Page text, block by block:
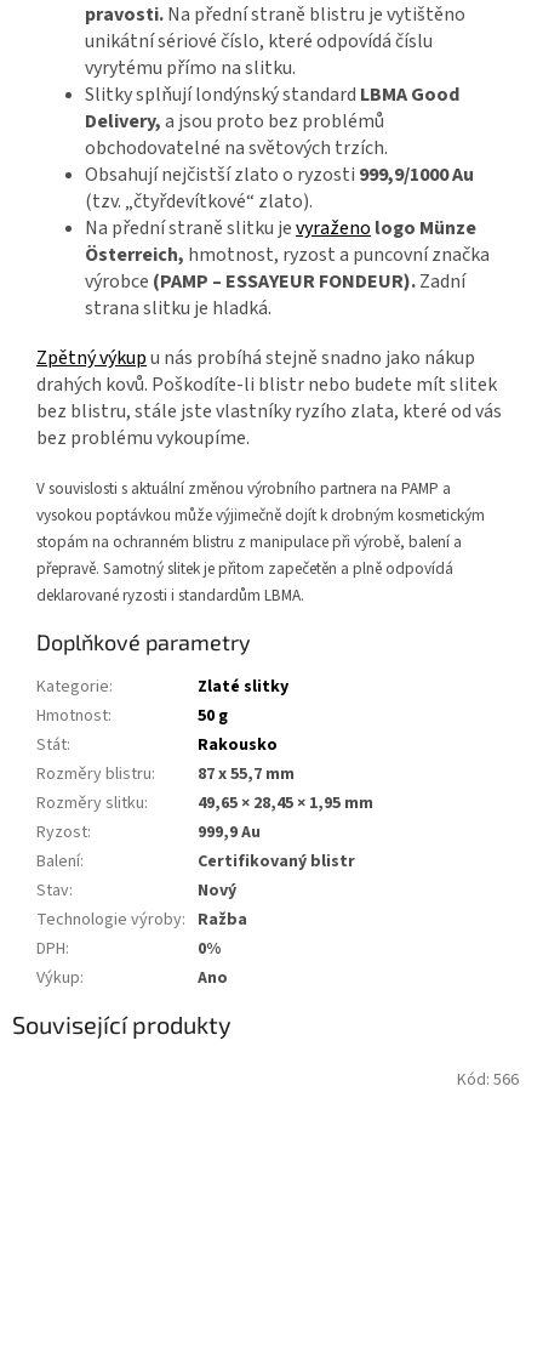
pravosti.Na přední straně blistru je vytištěno
unikátní sériové číslo, které odpovídá číslu
vyrytému přímo na slitku.
Slitky splňují londýnský standard LBMA Good
Delivery,a jsou proto bez problémů
obchodovatelné na světových trzích.
Obsahují nejčistší zlato o ryzosti 999,9/1000 Au
(tzv. „čtyřdevítkové“ zlato).
Na přední straně slitku jevyraženo logo Münze
Österreich, hmotnost, ryzost a puncovní značka
výrobce (PAMP – ESSAYEUR FONDEUR).Zadní
strana slitku je hladká.
Zpětný výkupu nás probíhá stejně snadno jako nákup
drahých kovů. Poškodíte-li blistr nebo budete mít slitek
bez blistru, stále jste vlastníky ryzího zlata, které od vás
bez problému vykoupíme.
V souvislosti s aktuální změnou výrobního partnera na PAMP a
vysokou poptávkou může výjimečně dojít k drobným kosmetickým
stopám na ochranném blistru z manipulace při výrobě, balení a
přepravě. Samotný slitek je přitom zapečetěn a plně odpovídá
deklarované ryzosti i standardům LBMA.
Doplňkové parametry
Kategorie:
Zlaté slitky
Hmotnost:
50 g
Stát:
Rakousko
Rozměry blistru:
87 x 55,7 mm
Rozměry slitku:
49,65 × 28,45 × 1,95 mm
Ryzost:
999,9 Au
Balení:
Certifikovaný blistr
Stav:
Nový
Technologie výroby: Ražba
DPH:
0%
Výkup: Ano
Související produkty
Kód: 566